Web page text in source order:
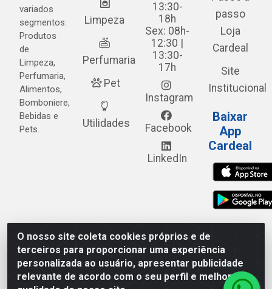
O nosso site coleta cookies próprios e de
terceiros para proporcionar uma experiência
personalizada ao usuário, apresentar publicidade
relevante de acordo com o seu perfil e melhorar a
variados
segmentos:
Produtos
de
Limpeza,
Perfumaria,
Alimentos,
Bomboniere,
Bebidas e
Pets.
Limpeza
Perfumaria
Pet
Utilidades
13:30-
18h
Sex: 08h-
12:30 |
13:30-
17h
Instagram
Facebook
LinkedIn
passo
Loja
Cardeal
Site
Institucional
Baixar
App
Cardeal
Cardeal Distribuidora - Estrada Alto do Moura, 582 - Alto
do Moura - Caruaru/PE - CEP 55.040-120 - CNPJ
05.253.499/0001-62